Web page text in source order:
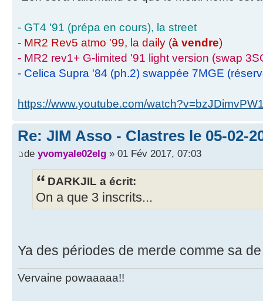
- GT4 '91 (prépa en cours), la street
- MR2 Rev5 atmo '99, la daily (à vendre)
- MR2 rev1+ G-limited '91 light version (swap
- Celica Supra '84 (ph.2) swappée 7MGE
https://www.youtube.com/
Re: JIM Asso - Clastres le 05-02-
de yvomyale02elg » 01 Fév 2017, 07:03
DARKJIL a écrit:
On a que 3 inscrits...
Ya des périodes de merde comme sa
Vervaine powaaaaa!!